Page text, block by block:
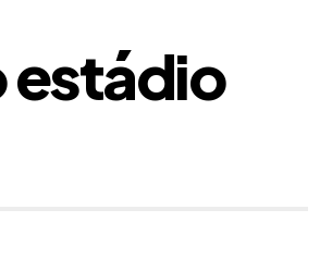
estádio